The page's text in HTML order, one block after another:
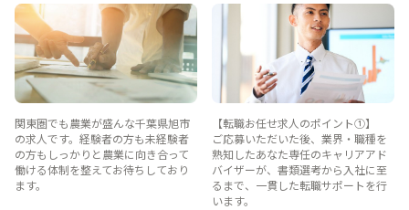
関東圏でも農業が盛んな千葉県旭市
の求人です。経験者の方も未経験者
の方もしっかりと農業に向き合って
働ける体制を整えてお待ちしており
ます。
【転職お任せ求人のポイント①】
ご応募いただいた後、業界・職種を
熟知したあなた専任のキャリアアド
バイザーが、書類選考から入社に至
るまで、一貫した転職サポートを行
います。